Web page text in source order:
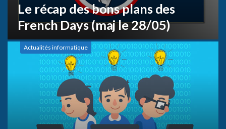
Le récap des bons plans des
French Days (maj le 28/05)
Actualités informatique